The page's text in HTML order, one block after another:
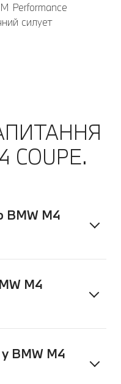
Performance
силует
COUPЕ.
BMW M4
M4
BMW M4